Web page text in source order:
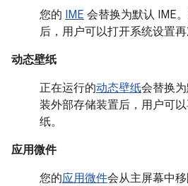
您的 IME 会替换为默认 IME
后，用户可以打开系统设置再
动态壁纸
正在运行的动态壁纸会替换
装外部存储装置后，用户可
纸。
应用微件
您的应用微件会从主屏幕中